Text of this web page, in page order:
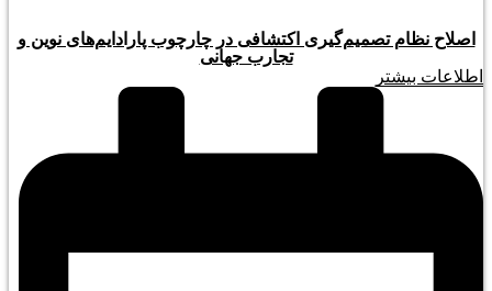
اصلاح نظام تصمیم‌گیری اکتشافی در چارچوب پارادایم‌های نوین و
تجارب جهانی
اطلاعات بیشتر